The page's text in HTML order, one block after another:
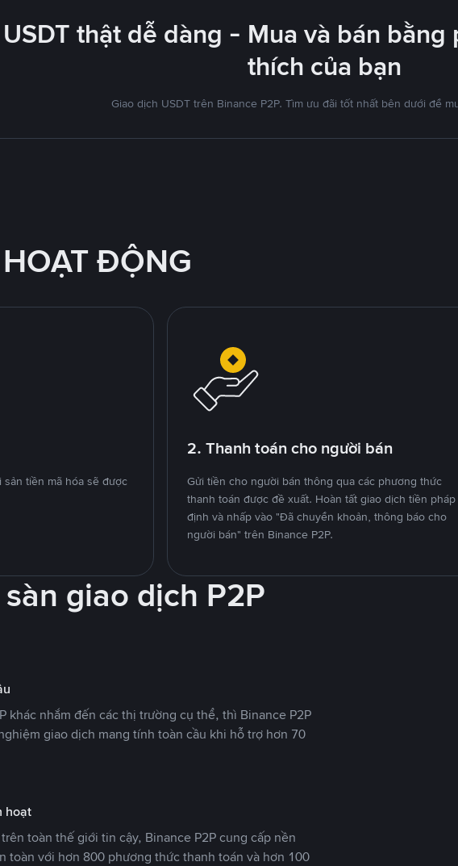
thật dễ dàng - Mua và bán
thích của bạn
Giao dịch USDT trên Binance P2P. Tìm ưu đãi tốt nhất bên dưới để
ĐỘNG
sản tiền mã hóa sẽ được
2. Thanh toán cho người bán
Gửi tiền cho người bán thông qua các phương thức
thanh toán được đề xuất. Hoàn tất giao dịch tiền pháp
định và nhấp vào "Đã chuyển khoản, thông báo cho
người bán" trên Binance P2P.
giao dịch P2P
khác nhắm đến các thị trường cụ thể, thì Binance P2P
giao dịch mang tính toàn cầu khi hỗ trợ hơn 70
hoạt
toàn thế giới tin cậy, Binance P2P cung cấp nền
toàn với hơn 800 phương thức thanh toán và hơn 100